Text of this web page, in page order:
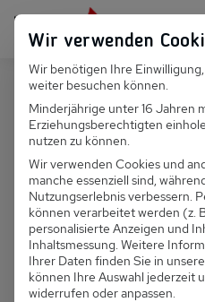
Persönlich für dich da: +49
Suchfeld
D 092.009 -
Wir verwenden
Wir benötigen Ihre
weiter besuchen können.
Minderjährige unter 16 Jahren
Erziehungsberechtigten
nutzen zu können.
Wir verwenden Cookies und
manche essenziell sind,
Nutzungserlebnis verbessern.
können verarbeitet werden (z.
personalisierte Anzeigen und
Inhaltsmessung. Weitere
Ihrer Daten finden Sie in
können Ihre Auswahl jederzeit
widerrufen oder anpassen.